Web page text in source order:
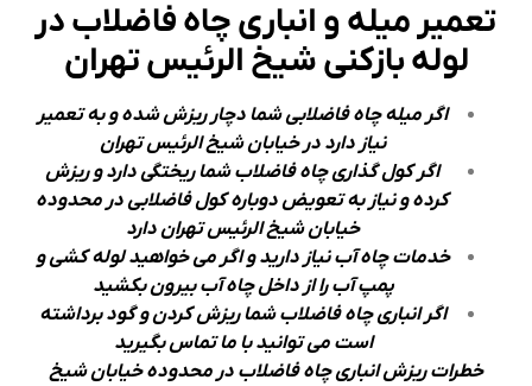
تعمیر میله و انباری چاه فاضلاب در
لوله بازکنی شیخ الرئیس تهران
اگر میله چاه فاضلابی شما دچار ریزش شده و به تعمیر
نیاز دارد در خیابان شیخ الرئیس تهران
اگر کول گذاری چاه فاضلاب شما ریختگی دارد و ریزش
کرده و نیاز به تعویض دوباره کول فاضلابی در محدوده
خیابان شیخ الرئیس تهران دارد
خدمات چاه آب نیاز دارید و اگر می خواهید لوله کشی و
پمپ آب را از داخل چاه آب بیرون بکشید
اگر انباری چاه فاضلاب شما ریزش کردن و گود برداشته
است می توانید با ما تماس بگیرید
خطرات ریزش انباری چاه فاضلاب در محدوده خیابان شیخ